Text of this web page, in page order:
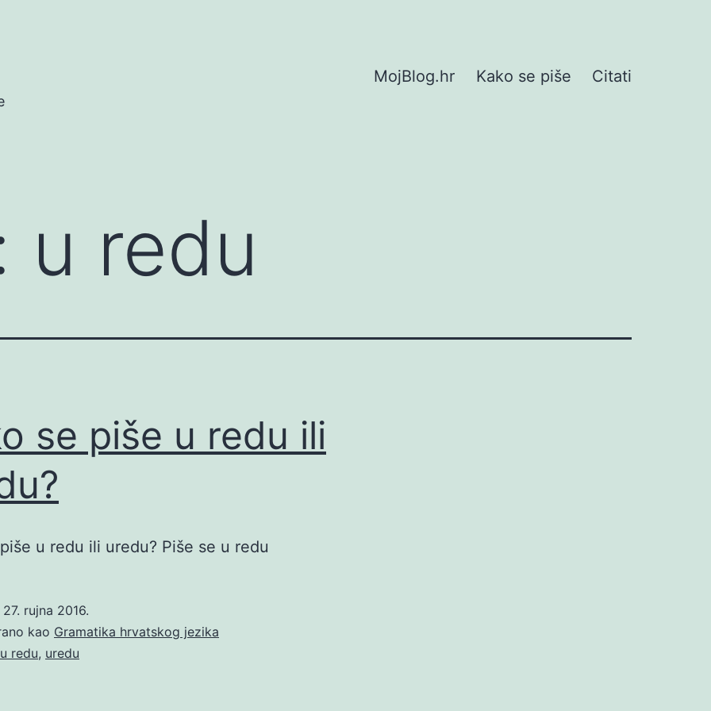
MojBlog.hr Kako se piše Citati
u redu
se piše u redu ili
u redu ili uredu? Piše se u redu
27. rujna 2016.
kao Gramatika hrvatskog jezika
u redu, uredu